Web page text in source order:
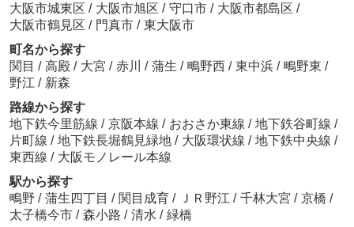
大阪市城東区 / 大阪市旭区 / 守口市 / 大阪市都島区 /
大阪市鶴見区 / 門真市 / 東大阪市
町名から探す
関目 / 高殿 / 大宮 / 赤川 / 蒲生 / 鴫野西 / 東中浜 / 鴫野東 /
野江 / 新森
路線から探す
地下鉄今里筋線 / 京阪本線 / おおさか東線 / 地下鉄谷町線 /
片町線 / 地下鉄長堀鶴見緑地 / 大阪環状線 / 地下鉄中央線 /
東西線 / 大阪モノレール本線
駅から探す
鴫野 / 蒲生四丁目 / 関目成育 / ＪＲ野江 / 千林大宮 / 京橋 /
太子橋今市 / 森小路 / 清水 / 緑橋